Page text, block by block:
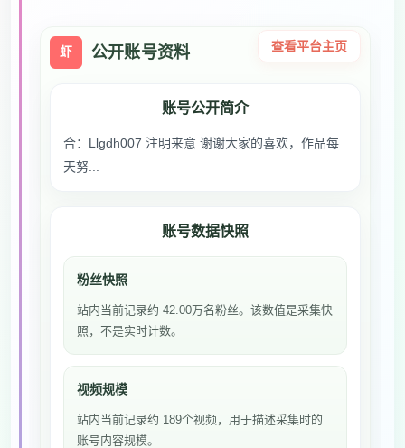
虾 公开账号资料 查看平台主页
账号公开简介
合：Llgdh007 注明来意 谢谢大家的喜欢，作品每
天努...
账号数据快照
粉丝快照
站内当前记录约 42.00万名粉丝。该数值是采集快
照，不是实时计数。
视频规模
站内当前记录约 189个视频，用于描述采集时的
账号内容规模。